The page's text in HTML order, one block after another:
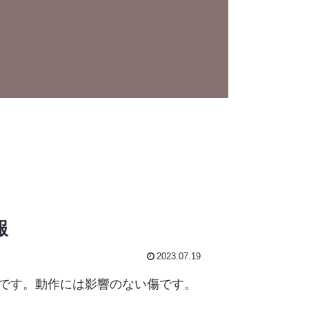
2023.07.19
。動作には影響のない傷です。